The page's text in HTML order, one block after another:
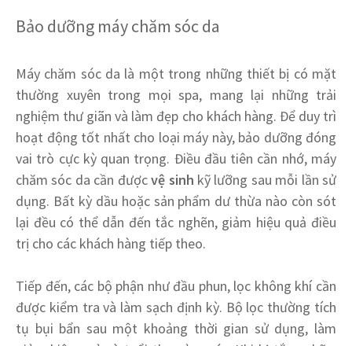
Bảo dưỡng máy chăm sóc da
Máy chăm sóc da là một trong những thiết bị có mặt
thường xuyên trong mọi spa, mang lại những trải
nghiệm thư giãn và làm đẹp cho khách hàng. Để duy trì
hoạt động tốt nhất cho loại máy này, bảo dưỡng đóng
vai trò cực kỳ quan trọng. Điều đầu tiên cần nhớ, máy
chăm sóc da cần đượcvệ sinh kỹ lưỡng sau mỗi lần sử
dụng. Bất kỳ dầu hoặc sản phẩm dư thừa nào còn sót
lại đều có thể dẫn đến tắc nghẽn, giảm hiệu quả điều
trị cho các khách hàng tiếp theo.
Tiếp đến, các bộ phận như đầu phun, lọc không khí cần
được kiểm tra và làm sạch định kỳ. Bộ lọc thường tích
tụ bụi bẩn sau một khoảng thời gian sử dụng, làm